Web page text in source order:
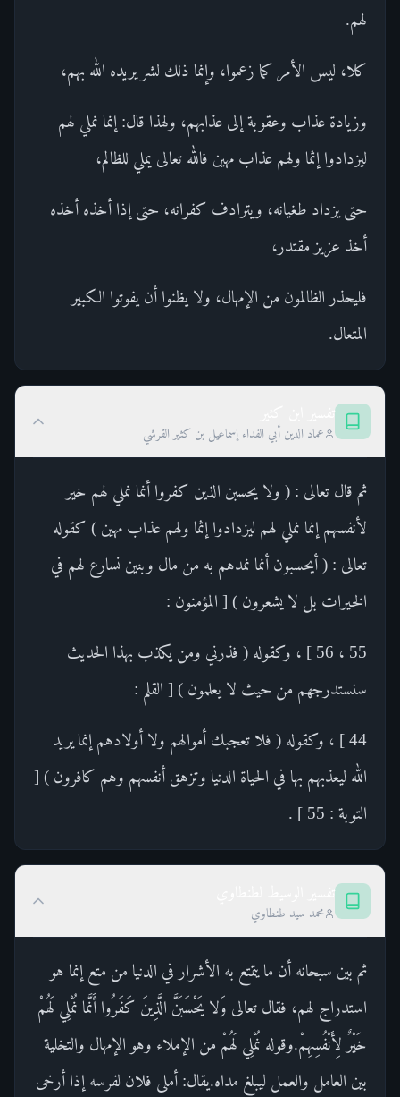
لهم.
كلا، ليس الأمر كما زعموا، وإنما ذلك لشر يريده الله بهم،
وزيادة عذاب وعقوبة إلى عذابهم، ولهذا قال: إنما نملي لهم
ليزدادوا إثما ولهم عذاب مهين فالله تعالى يملي للظالم،
حتى يزداد طغيانه، ويترادف كفرانه، حتى إذا أخذه أخذه
أخذ عزيز مقتدر،
فليحذر الظالمون من الإمهال، ولا يظنوا أن يفوتوا الكبير
المتعال.
عماد الدين أبي الفداء إسماعيل بن كثير القرشي
ثم قال تعالى : ( ولا يحسبن الذين كفروا أنما نملي لهم خير
لأنفسهم إنما نملي لهم ليزدادوا إثما ولهم عذاب مهين ) كقوله
تعالى : ( أيحسبون أنما نمدهم به من مال وبنين نسارع لهم في
الخيرات بل لا يشعرون ) [ المؤمنون :
55 ، 56 ] ، وكقوله ( فذرني ومن يكذب بهذا الحديث
سنستدرجهم من حيث لا يعلمون ) [ القلم :
44 ] ، وكقوله ( فلا تعجبك أموالهم ولا أولادهم إنما يريد
الله ليعذبهم بها في الحياة الدنيا وتزهق أنفسهم وهم كافرون ) [
التوبة : 55 ] .
محمد سيد طنطاوي
ثم بين سبحانه أن ما يتمتع به الأشرار في الدنيا من متع إنما هو
استدراج لهم، فقال تعالى وَلا يَحْسَبَنَّ الَّذِينَ كَفَرُوا أَنَّما نُمْلِي لَهُمْ
خَيْرٌ لِأَنْفُسِهِمْ.وقوله نُمْلِي لَهُمْ من الإملاء وهو الإمهال والتخلية
بين العامل والعمل ليبلغ مداه.يقال: أملى فلان لفرسه إذا أرخى